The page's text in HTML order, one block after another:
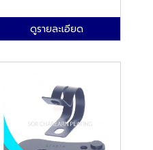
ดูรายละเอียด